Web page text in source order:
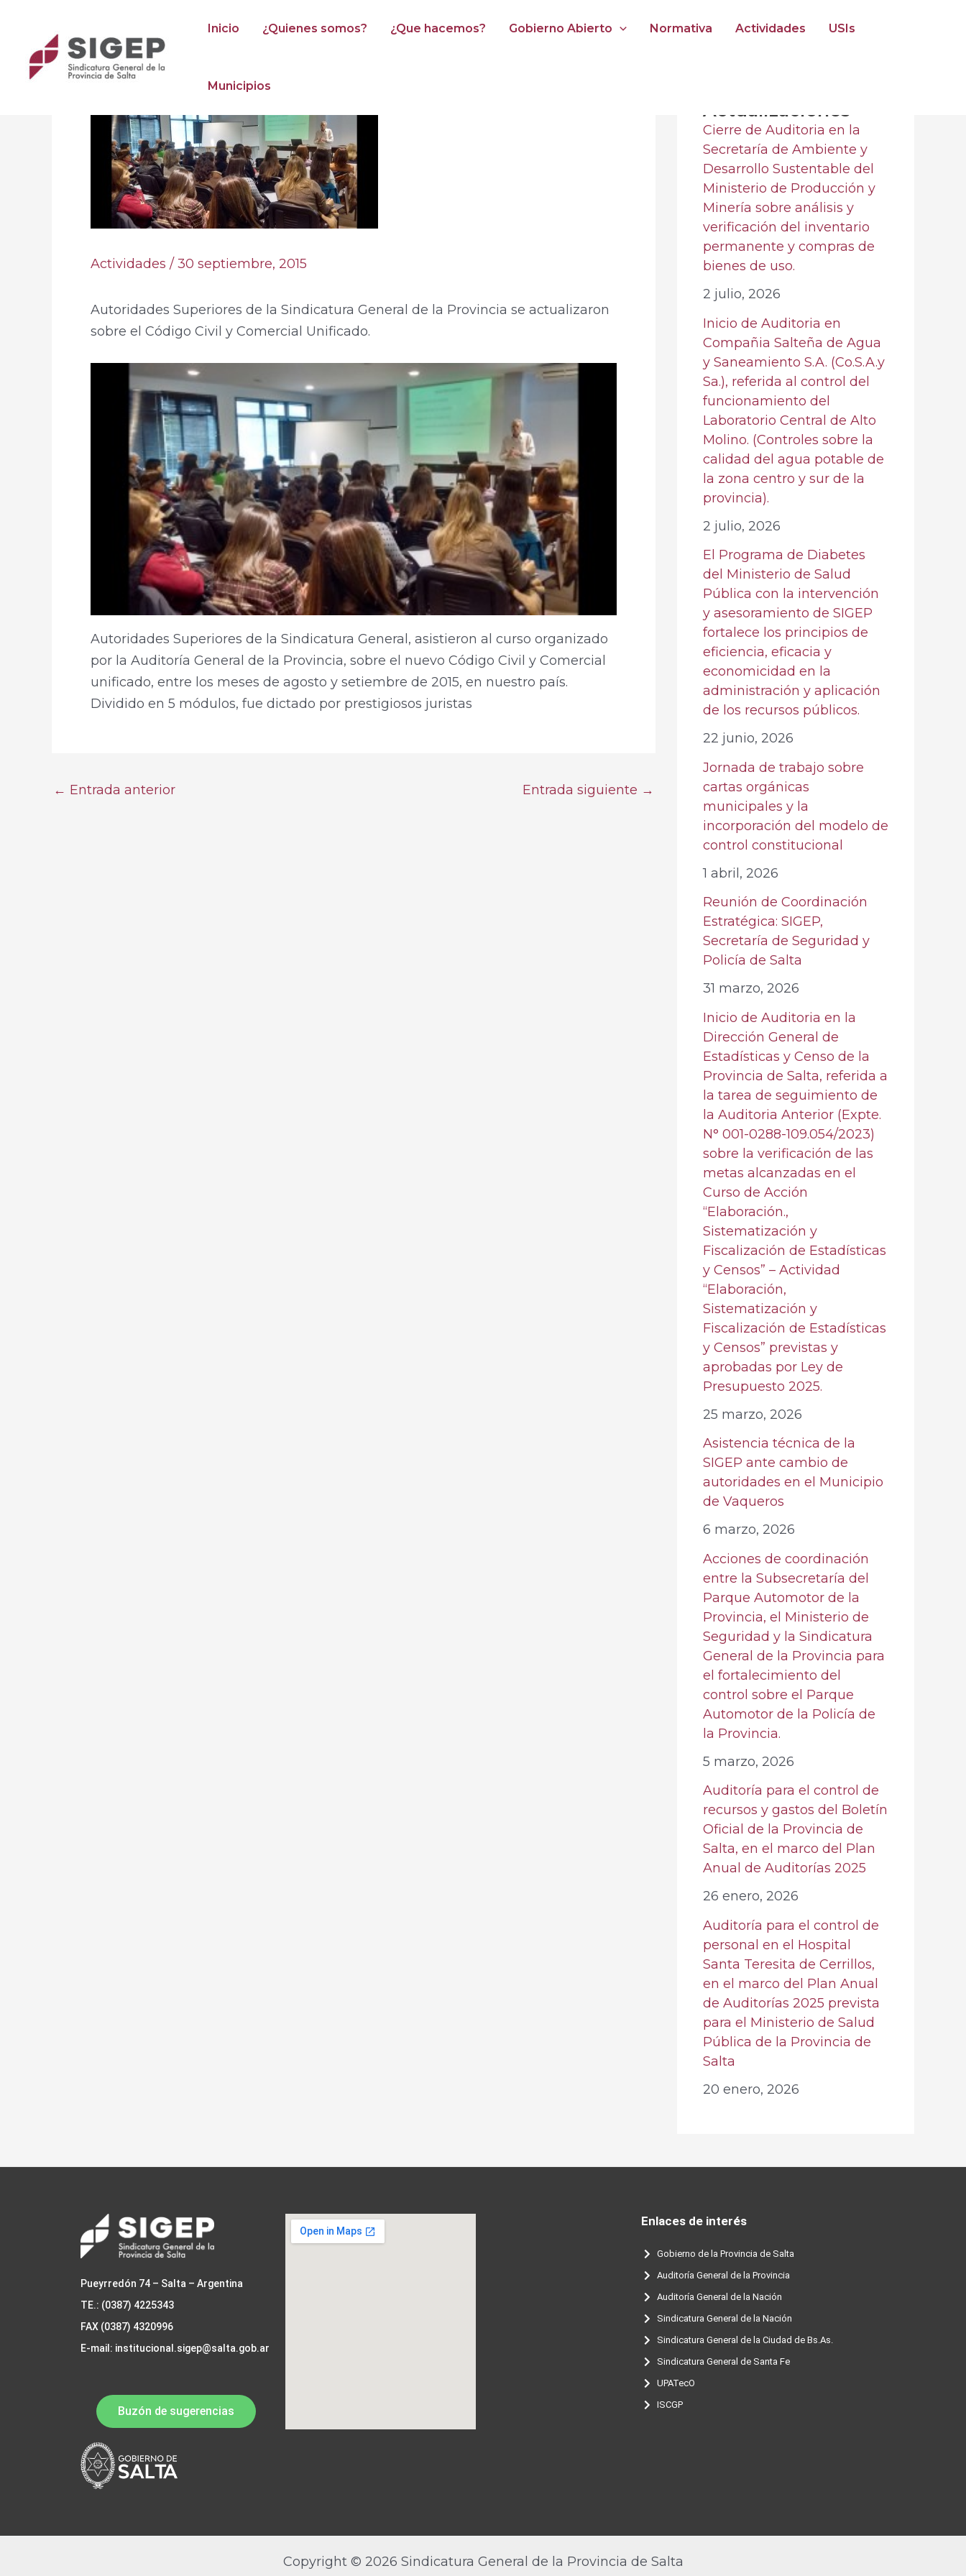
contenido
Inicio ¿Quienes somos? ¿Que hacemos? Gobierno Abierto Normativa Actividades USIs
Municipios
Actividades / 30 septiembre, 2015
Autoridades Superiores de la Sindicatura General de la Provincia se actualizaron
sobre el Código Civil y Comercial Unificado.
Autoridades Superiores de la Sindicatura General, asistieron al curso organizado
por la Auditoría General de la Provincia, sobre el nuevo Código Civil y Comercial
unificado, entre los meses de agosto y setiembre de 2015, en nuestro país.
Dividido en 5 módulos, fue dictado por prestigiosos juristas
navigation
← Entrada anterior Entrada siguiente →
Actualizaciones
Cierre de Auditoria en la
Secretaría de Ambiente y
Desarrollo Sustentable del
Ministerio de Producción y
Minería sobre análisis y
verificación del inventario
permanente y compras de
bienes de uso.
2 julio, 2026
Inicio de Auditoria en
Compañia Salteña de Agua
y Saneamiento S.A. (Co.S.A.y
Sa.), referida al control del
funcionamiento del
Laboratorio Central de Alto
Molino. (Controles sobre la
calidad del agua potable de
la zona centro y sur de la
provincia).
2 julio, 2026
El Programa de Diabetes
del Ministerio de Salud
Pública con la intervención
y asesoramiento de SIGEP
fortalece los principios de
eficiencia, eficacia y
economicidad en la
administración y aplicación
de los recursos públicos.
22 junio, 2026
Jornada de trabajo sobre
cartas orgánicas
municipales y la
incorporación del modelo de
control constitucional
1 abril, 2026
Reunión de Coordinación
Estratégica: SIGEP,
Secretaría de Seguridad y
Policía de Salta
31 marzo, 2026
Inicio de Auditoria en la
Dirección General de
Estadísticas y Censo de la
Provincia de Salta, referida a
la tarea de seguimiento de
la Auditoria Anterior (Expte.
N° 001-0288-109.054/2023)
sobre la verificación de las
metas alcanzadas en el
Curso de Acción
“Elaboración.,
Sistematización y
Fiscalización de Estadísticas
y Censos” – Actividad
“Elaboración,
Sistematización y
Fiscalización de Estadísticas
y Censos” previstas y
aprobadas por Ley de
Presupuesto 2025.
25 marzo, 2026
Asistencia técnica de la
SIGEP ante cambio de
autoridades en el Municipio
de Vaqueros
6 marzo, 2026
Acciones de coordinación
entre la Subsecretaría del
Parque Automotor de la
Provincia, el Ministerio de
Seguridad y la Sindicatura
General de la Provincia para
el fortalecimiento del
control sobre el Parque
Automotor de la Policía de
la Provincia.
5 marzo, 2026
Auditoría para el control de
recursos y gastos del Boletín
Oficial de la Provincia de
Salta, en el marco del Plan
Anual de Auditorías 2025
26 enero, 2026
Auditoría para el control de
personal en el Hospital
Santa Teresita de Cerrillos,
en el marco del Plan Anual
de Auditorías 2025 prevista
para el Ministerio de Salud
Pública de la Provincia de
Salta
20 enero, 2026
Pueyrredón 74 – Salta – Argentina
TE.: (0387) 4225343
FAX (0387) 4320996
E-mail: institucional.sigep@salta.gob.ar
Buzón de sugerencias
Enlaces de interés
Gobierno de la Provincia de Salta
Auditoría General de la Provincia
Auditoría General de la Nación
Sindicatura General de la Nación
Sindicatura General de la Ciudad de Bs.As.
Sindicatura General de Santa Fe
UPATecO
ISCGP
Copyright © 2026 Sindicatura General de la Provincia de Salta